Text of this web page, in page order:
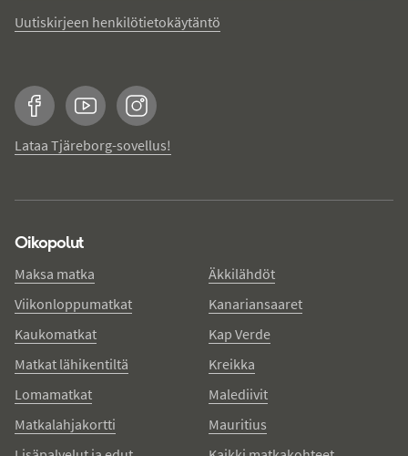
Uutiskirjeen henkilötietokäytäntö
FacebookYouTubeInstagram
Lataa Tjäreborg-sovellus!
Oikopolut
Maksa matka
Viikonloppumatkat
Kaukomatkat
Matkat lähikentiltä
Lomamatkat
Matkalahjakortti
Äkkilähdöt
Kanariansaaret
Kap Verde
Kreikka
Malediivit
Mauritius